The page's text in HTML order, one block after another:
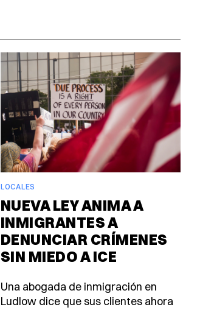
LOCALES
NUEVA LEY ANIMA A
INMIGRANTES A
DENUNCIAR CRÍMENES
SIN MIEDO A ICE
Una abogada de inmigración en
Ludlow dice que sus clientes ahora